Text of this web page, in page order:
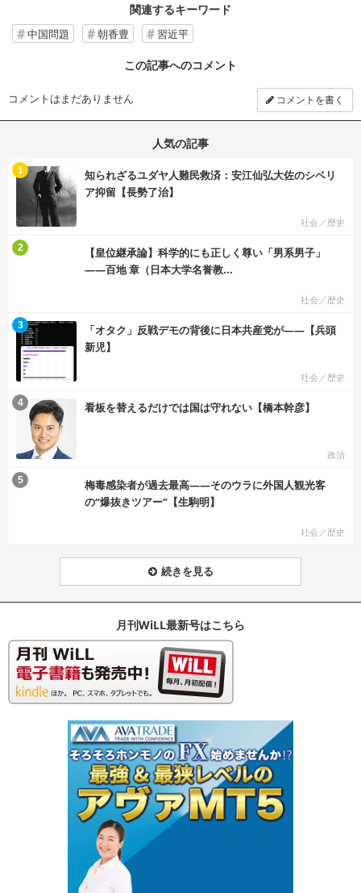
関連するキーワード
中国問題 朝香豊 習近平
この記事へのコメント
コメントはまだありません コメントを書く
人気の記事
知られざるユダヤ人難民救済：安江仙弘大佐のシベリ
ア抑留【長勢了治】
社会／歴史
1
【皇位継承論】科学的にも正しく尊い「男系男子」
――百地 章（日本大学名誉教...
社会／歴史
2
「オタク」反戦デモの背後に日本共産党が――【兵頭
新児】
社会／歴史
3
看板を替えるだけでは国は守れない【橋本幹彦】
政治
4
梅毒感染者が過去最高――そのウラに外国人観光客
の“爆抜きツアー”【生駒明】
社会／歴史
5
続きを見る
月刊WiLL最新号はこちら